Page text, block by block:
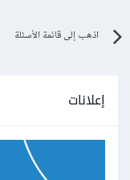
اذهب إلى قائمة الأسئلة
إعلانات